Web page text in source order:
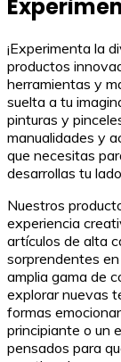
¡Experimenta la
productos
herramientas y
suelta a tu
pinturas y
manualidades y
que necesitas
desarrollas tu
Nuestros
experiencia
artículos de alta
sorprendentes
amplia gama de
explorar nuevas
formas
principiante o un
pensados para